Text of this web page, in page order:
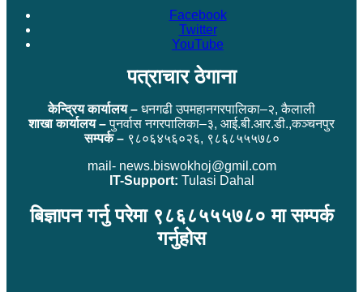
Facebook
Twitter
YouTube
पत्राचार ठेगाना
केन्द्रिय कार्यालय – धनगढी उपमहानगरपालिका–२, कैलाली
शाखा कार्यालय –पुनर्वास नगरपालिका–३, आई.बी.आर.डी.,कञ्चनपुर
सम्पर्क –९८०६४५६०२६, ९८६८५५५७८०
mail- news.biswokhoj@gmil.com
IT-Support: Tulasi Dahal
बिज्ञापन गर्नु परेमा ९८६८५५५७८० मा सम्पर्क
गर्नुहोस